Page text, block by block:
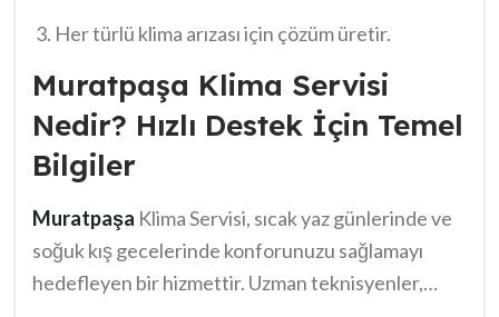
sağlamaktadır. Hızlı ve etkili çözümlerle, klima
sorunlarınızı en kısa sürede halletmek için gerekli
adımları atabilirsiniz.
Her türlü klima arızası için çözüm üretir.
Muratpaşa Klima Servisi
Nedir? Hızlı Destek İçin Temel
Bilgiler
Muratpaşa Klima Servisi, sıcak yaz günlerinde ve
soğuk kış gecelerinde konforunuzu sağlamayı
hedefleyen bir hizmettir. Uzman teknisyenler,